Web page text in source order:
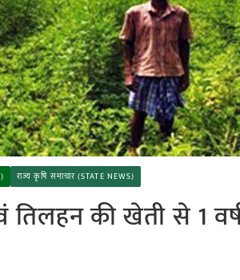
राज्य कृषि समाचार (STATE NEWS)
की खेती से 1